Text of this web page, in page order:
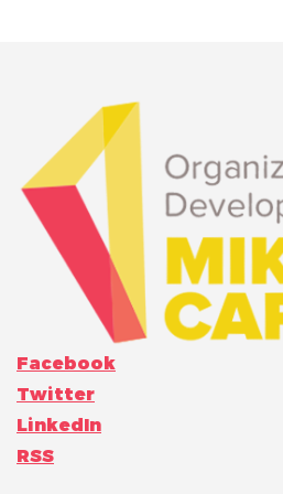
Facebook
Twitter
LinkedIn
RSS